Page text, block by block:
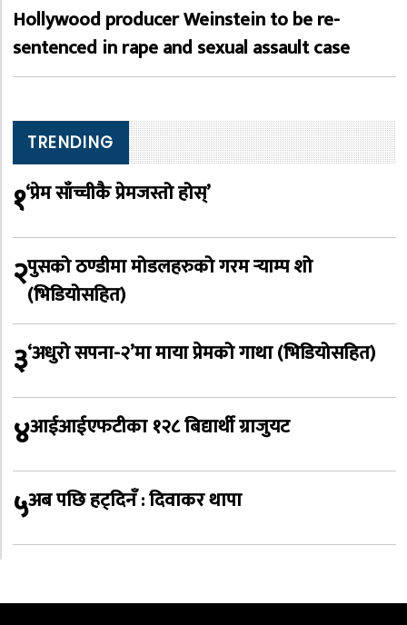
Hollywood producer Weinstein to be re-
sentenced in rape and sexual assault case
TRENDING
१‘प्रेम साँच्चीकै प्रेमजस्तो होस्’
२पुसको ठण्डीमा मोडलहरुको गरम र्‍याम्प शो
(भिडियोसहित)
३‘अधुरो सपना-२’मा माया प्रेमको गाथा (भिडियोसहित)
४आईआईएफटीका १२८ बिद्यार्थी ग्राजुयट
५अब पछि हट्दिनँ : दिवाकर थापा